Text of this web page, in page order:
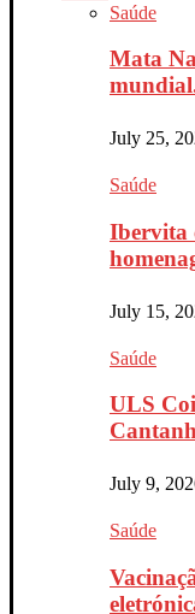
Saúde
Mata
July 25,
Saúde
Ibervita
July 15,
Saúde
ULS
July 9,
Saúde